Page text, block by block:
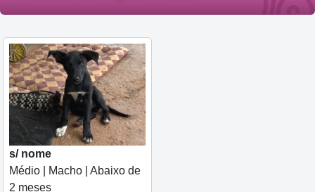
s/ nome
Médio | Macho | Abaixo de
2 meses